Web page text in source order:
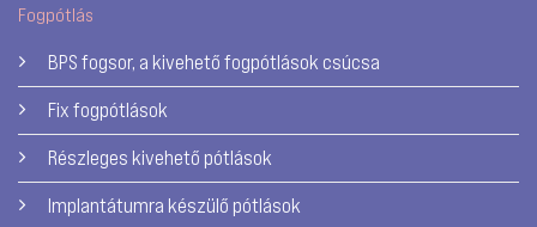
Fogpótlás
BPS fogsor, a kivehető fogpótlások csúcsa
Fix fogpótlások
Részleges kivehető pótlások
Implantátumra készülő pótlások